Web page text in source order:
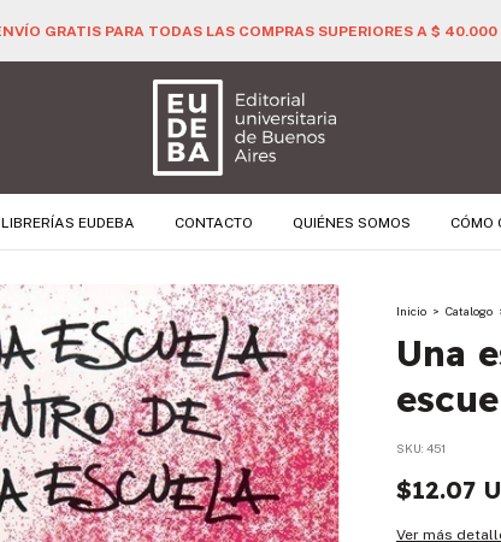
🚚 ENVÍO GRATIS PARA TODAS LAS COMPRAS SUPERIORES
LIBRERÍAS EUDEBA CONTACTO QUIÉNES SOMOS CÓMO
Inicio > Catalogo
Una
SKU: 451
$12.07
Ver más